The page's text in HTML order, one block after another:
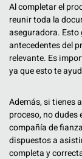
Al completar el
reunir toda la
aseguradora.
antecedentes del
relevante. Es
ya que esto te
Además, si tienes
proceso, no dudes
compañía de
dispuestos a
completa y